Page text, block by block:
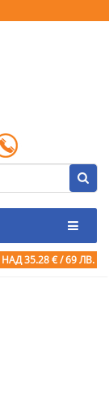
НАД 35.28 € / 69 ЛВ.